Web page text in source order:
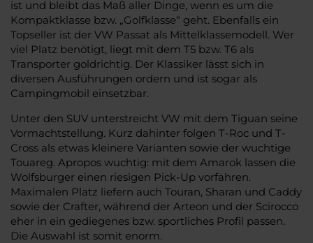
ist und bleibt das Maß aller Dinge, wenn es um die
Kompaktklasse bzw. „Golfklasse“ geht. Ebenfalls ein
Topseller ist der VW Passat als Mittelklassemodell. Wer
viel Platz benötigt, liegt mit dem T5 bzw. T6 als
Transporter goldrichtig. Der Klassiker lässt sich in
diversen Ausführungen ordern und ist sogar als
Campingmobil einsetzbar.
Unter den SUV unterstreicht VW mit dem Tiguan seine
Vormachtstellung. Kurz dahinter folgen T-Roc und T-
Cross als etwas kleinere Varianten sowie der wuchtige
Touareg. Apropos wuchtig: mit dem Amarok lassen die
Wolfsburger einen riesigen Pick-Up vorfahren.
Maximalen Platz liefern auch Touran, Sharan und Caddy
sowie der Crafter, während der Arteon und der Scirocco
eher in ein gediegenes bzw. sportliches Profil passen.
Die Auswahl ist somit enorm.